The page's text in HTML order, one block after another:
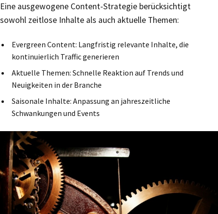
Eine ausgewogene Content-Strategie berücksichtigt
sowohl zeitlose Inhalte als auch aktuelle Themen:
Evergreen Content: Langfristig relevante Inhalte, die
kontinuierlich Traffic generieren
Aktuelle Themen: Schnelle Reaktion auf Trends und
Neuigkeiten in der Branche
Saisonale Inhalte: Anpassung an jahreszeitliche
Schwankungen und Events